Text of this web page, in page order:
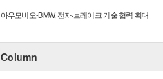
아우모비오-BMW, 전자·브레이크 기술 협력 확대
Column